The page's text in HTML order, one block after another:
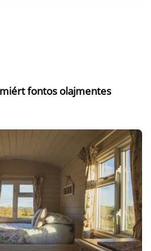
fontos olajmentes